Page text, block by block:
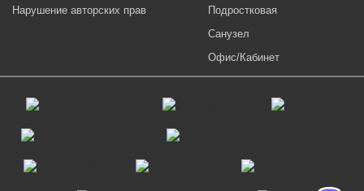
Нарушение авторских прав
Подростковая
Санузел
Офис/Кабинет